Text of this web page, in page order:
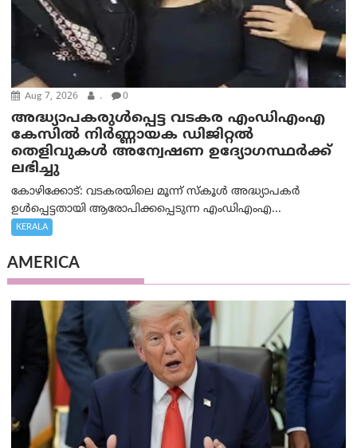
Aug 7, 2026 . 0
അദ്ധ്യാപകരുള്‍പ്പെട്ട വടകര എംഡി‌എം‌എ
കേസില്‍ നിര്‍ണ്ണായക ഡിജിറ്റല്‍
തെളിവുകള്‍ അന്വേഷണ ഉദ്യോഗസ്ഥര്‍ക്ക്
ലഭിച്ചു
കോഴിക്കോട്: വടകരയിലെ മൂന്ന് സ്കൂൾ അദ്ധ്യാപകർ
ഉൾപ്പെട്ടതായി ആരോപിക്കപ്പെടുന്ന എംഡിഎംഎ...
KERALA
AMERICA